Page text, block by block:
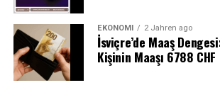
EKONOMI 2 Jahren ago
İsviçre’de Maaş
Kişinin Maaşı 6788 CHF